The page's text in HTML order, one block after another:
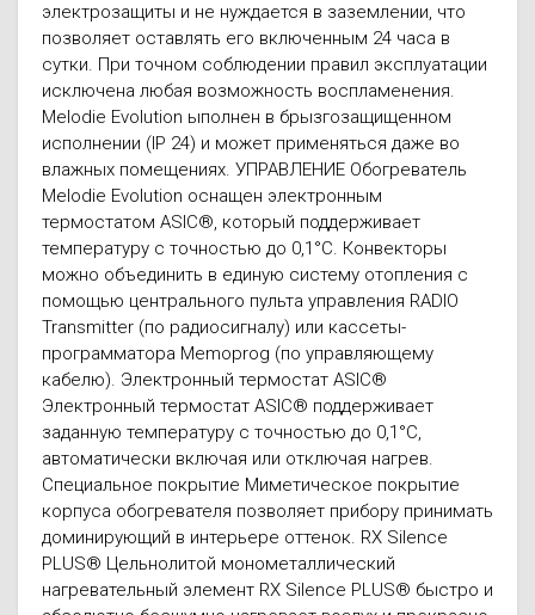
электрозащиты и не нуждается в заземлении, что
позволяет оставлять его включенным 24 часа в
сутки. При точном соблюдении правил эксплуатации
исключена любая возможность воспламенения.
Melodie Evolution ыполнен в брызгозащищенном
исполнении (IP 24) и может применяться даже во
влажных помещениях. УПРАВЛЕНИЕ Обогреватель
Melodie Evolution оснащен электронным
термостатом ASIC®, который поддерживает
температуру с точностью до 0,1°С. Конвекторы
можно объединить в единую систему отопления с
помощью центрального пульта управления RADIO
Transmitter (по радиосигналу) или кассеты-
программатора Memoprog (по управляющему
кабелю). Электронный термостат ASIC®
Электронный термостат ASIC® поддерживает
заданную температуру с точностью до 0,1°С,
автоматически включая или отключая нагрев.
Специальное покрытие Миметическое покрытие
корпуса обогревателя позволяет прибору принимать
доминирующий в интерьере оттенок. RX Silence
PLUS® Цельнолитой монометаллический
нагревательный элемент RX Silence PLUS® быстро и